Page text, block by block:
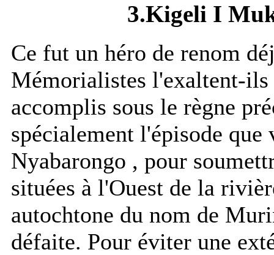
3.Kigeli I
Ce fut un héro de renom
Mémorialistes l'exaltent-
accomplis sous le règne
spécialement l'épisode
Nyabarongo , pour
situées à l'Ouest de la
autochtone du nom de
défaite. Pour éviter une